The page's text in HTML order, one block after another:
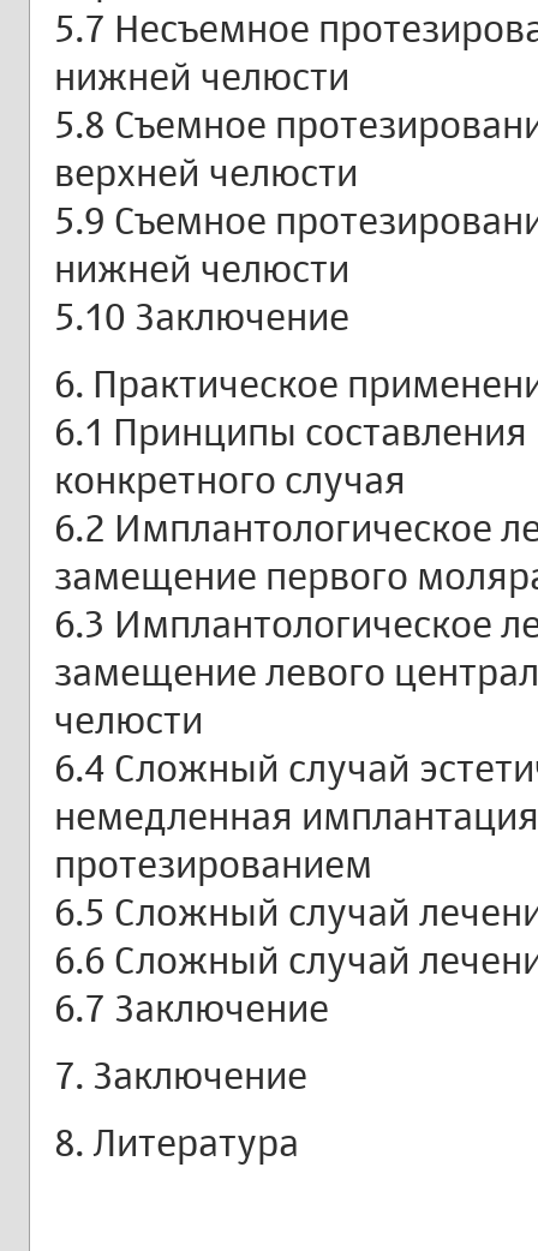
5.7 Несъемное
нижней челюсти
5.8 Съемное
верхней челюсти
5.9 Съемное
нижней челюсти
5.10 Заключение
6. Практическое
6.1 Принципы
конкретного случая
6.2 Имплантологическое
замещение первого
6.3 Имплантологическое
замещение левого
челюсти
6.4 Сложный случай
немедленная
протезированием
6.5 Сложный случай
6.6 Сложный случай
6.7 Заключение
7. Заключение
8. Литература